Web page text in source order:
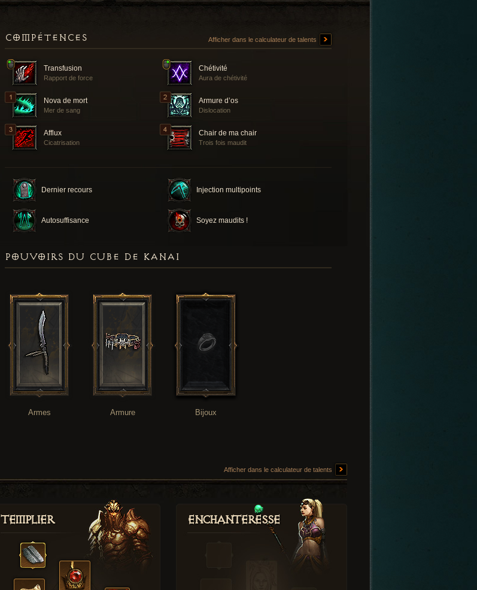
COMPÉTENCES Afficher dans le calculateur de talents
Transfusion
Rapport de force
Chétivité
Aura de chétivité
Nova de mort
Mer de sang
Armure d’os
Dislocation
Afflux
Cicatrisation
Chair de ma chair
Trois fois maudit
Dernier recours Injection multipoints
Autosuffisance Soyez maudits !
POUVOIRS DU CUBE DE KANAI
Armes Armure Bijoux
Afficher dans le calculateur de talents
Templier Enchanteresse